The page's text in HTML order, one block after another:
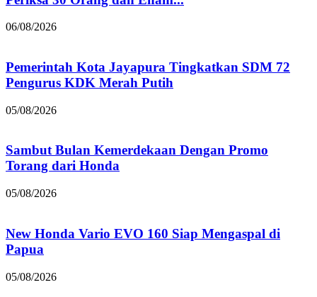
06/08/2026
Pemerintah Kota Jayapura Tingkatkan SDM 72
Pengurus KDK Merah Putih
05/08/2026
Sambut Bulan Kemerdekaan Dengan Promo
Torang dari Honda
05/08/2026
New Honda Vario EVO 160 Siap Mengaspal di
Papua
05/08/2026